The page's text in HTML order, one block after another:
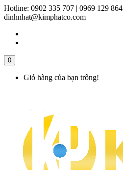
Hotline: 0902 335 707 | 0969 129 864
dinhnhat@kimphatco.com
0
Giỏ hàng của bạn trống!